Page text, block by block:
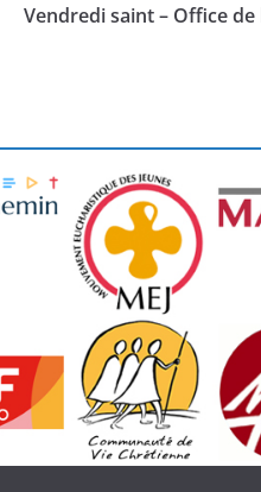
Vendredi saint – Office de